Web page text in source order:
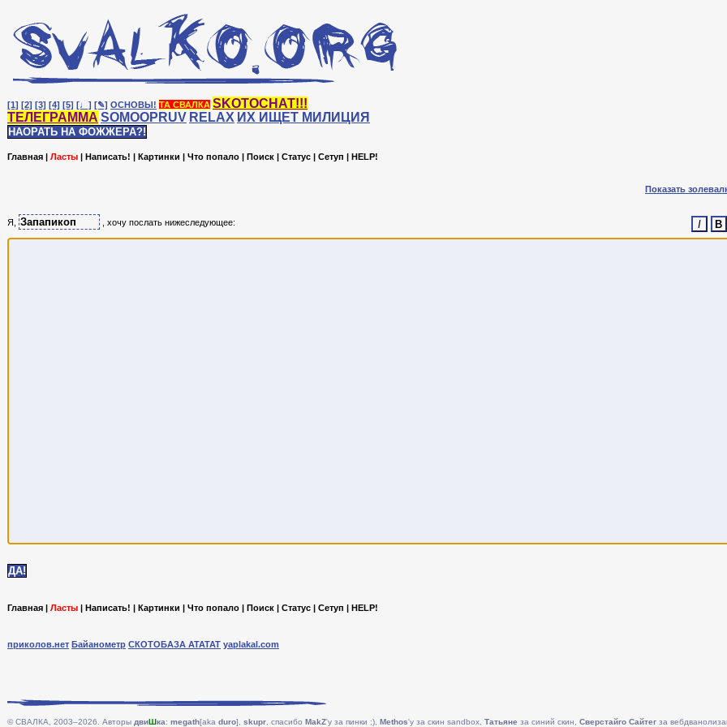
[1] [2] [3] [4] [5] [♩] [✎] ОСНОВЫ! ТА СВАЛКА SKOTOCHAT!!!
ТЕЛЕГРАММА SOMOOPRUV RELAX ИХ ИЩЕТ МИЛИЦИЯ
НАОРАТЬ НА ФОЖЖЕРА?!
Главная | Ласты | Написать! | Картинки | Что попало | Поиск | Статус | Сетуп | HELP!
Показать
Я, , хочу послать нижеследующее: B
I
Главная | Ласты | Написать! | Картинки | Что попало | Поиск | Статус | Сетуп | HELP!
приколов.нет Байанометр СКОТОБАЗА АТАТАТ yaplakal.com
© СВАЛКА, 2003–2026. Авторы двиШка: megath[aka duro], skupr , спасибо MakZ'у за пинки ;), Methos'у за скин sandbox, Татьяне за синий скин, Сверстайго Сайтег за